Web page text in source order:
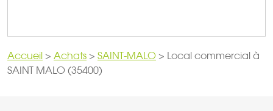
Accueil > Achats > SAINT-MALO > Local commercial à
SAINT MALO (35400)